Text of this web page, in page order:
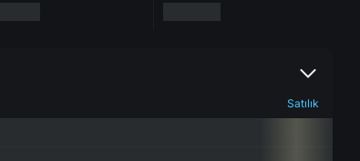
Satılık